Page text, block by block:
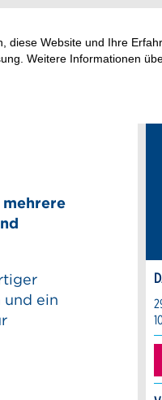
Website und Ihre
Weitere Informationen
mehrere
und ein